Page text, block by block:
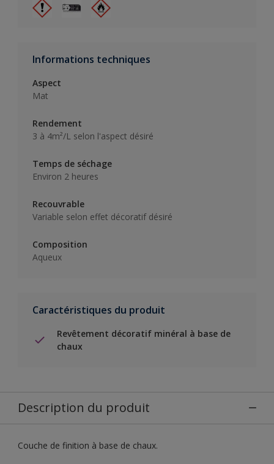
Informations techniques
Aspect
Mat
Rendement
3 à 4m²/L selon l'aspect désiré
Temps de séchage
Environ 2 heures
Recouvrable
Variable selon effet décoratif désiré
Composition
Aqueux
Caractéristiques du produit
Revêtement décoratif minéral à base de
chaux
Description du produit
Couche de finition à base de chaux.